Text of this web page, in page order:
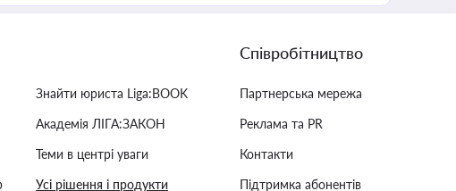
Знайти юриста Liga:BOOK
Академія ЛІГА:ЗАКОН
Теми в центрі уваги
Усі рішення і продукти
Співробітництво
Партнерська мережа
Реклама та PR
Контакти
Підтримка абонентів